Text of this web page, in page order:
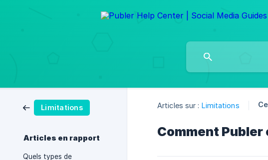
Limitations
Articles en rapport
Quels types de
Articles sur : Limitations
Comment